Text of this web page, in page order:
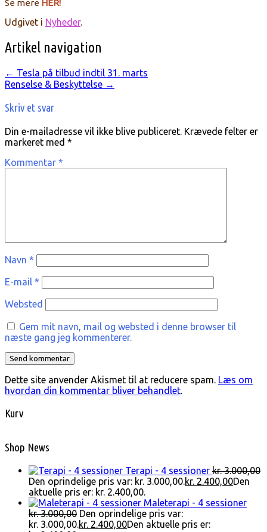
Se mere HER!
Udgivet i Nyheder.
Artikel navigation
← Tesla på tilbud indtil 31. marts
Renselse & Beskyttelse →
Skriv et svar
Din e-mailadresse vil ikke blive publiceret. Krævede felter er
markeret med *
Kommentar *
Navn *
E-mail *
Websted
Gem mit navn, mail og websted i denne browser til
næste gang jeg kommenterer.
Dette site anvender Akismet til at reducere spam. Læs om
hvordan din kommentar bliver behandlet.
Kurv
Shop News
Terapi - 4 sessioner kr.3.000,00
Den oprindelige pris var: kr. 3.000,00.kr. 2.400,00Den
aktuelle pris er: kr. 2.400,00.
Maleterapi - 4 sessioner
kr.3.000,00 Den oprindelige pris var:
kr. 3.000,00.kr. 2.400,00Den aktuelle pris er: